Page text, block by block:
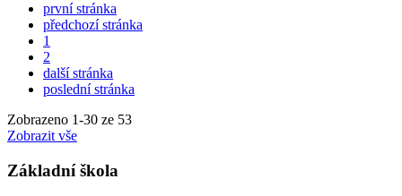
první stránka
předchozí stránka
1
2
další stránka
poslední stránka
Zobrazeno 1-30 ze 53
Zobrazit vše
Základní škola